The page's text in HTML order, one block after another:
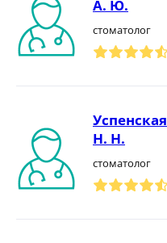
А. Ю.
стоматолог
Успенская
Н. Н.
стоматолог